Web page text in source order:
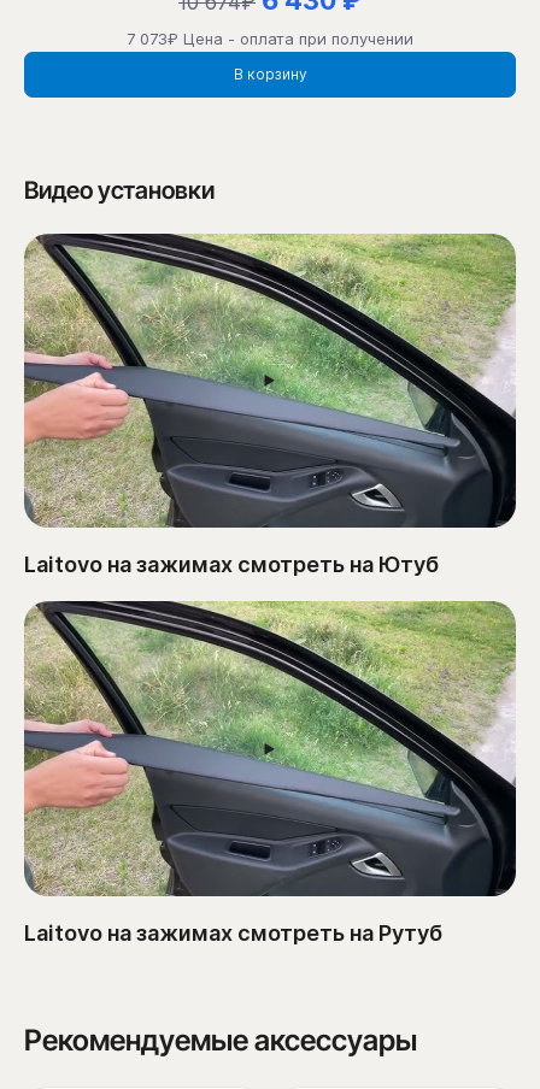
7 073₽ Цена - оплата при получении
В корзину
Видео установки
Laitovo на зажимах смотреть на Ютуб
Laitovo на зажимах смотреть на Рутуб
Рекомендуемые аксессуары